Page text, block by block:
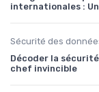
internationales :
Sécurité des
Décoder la
chef invincible